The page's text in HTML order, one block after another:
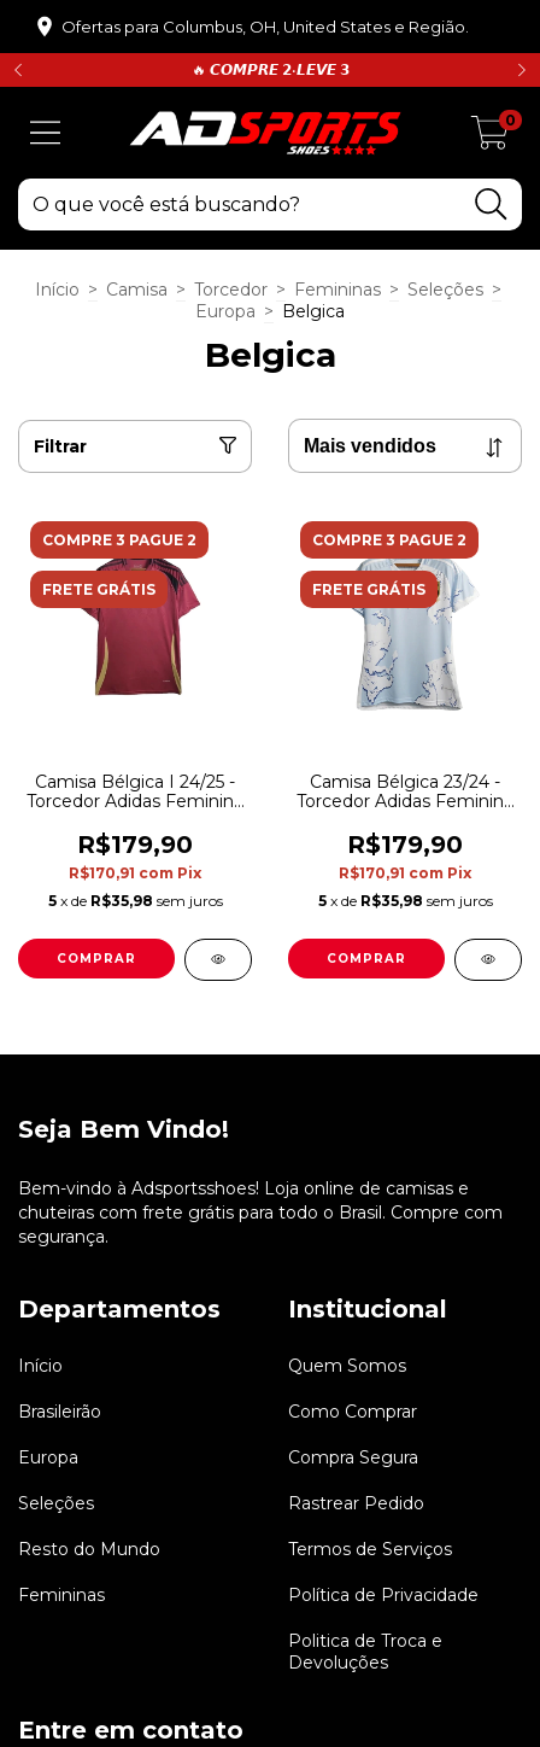
Ofertas para Columbus, OH, United States e Região.
🔥 𝘾𝙊𝙈𝙋𝙍𝙀 𝟮•𝙇𝙀𝙑𝙀 𝟯
0
Início > Camisa > Torcedor > Femininas > Seleções >
Europa > Belgica
Belgica
Filtrar
COMPRE 3 PAGUE 2
FRETE GRÁTIS
Camisa Bélgica I 24/25 -
Torcedor Adidas Feminina
em preto e dourado
R$179,90
R$170,91 com Pix
5 x de R$35,98 sem juros
COMPRAR
COMPRE 3 PAGUE 2
FRETE GRÁTIS
Camisa Bélgica 23/24 -
Torcedor Adidas Feminina
R$179,90
R$170,91 com Pix
5 x de R$35,98 sem juros
COMPRAR
Seja Bem Vindo!
Bem-vindo à Adsportsshoes! Loja online de camisas e
chuteiras com frete grátis para todo o Brasil. Compre com
segurança.
Departamentos
Início
Brasileirão
Europa
Seleções
Resto do Mundo
Femininas
Institucional
Quem Somos
Como Comprar
Compra Segura
Rastrear Pedido
Termos de Serviços
Política de Privacidade
Politica de Troca e
Devoluções
Entre em contato